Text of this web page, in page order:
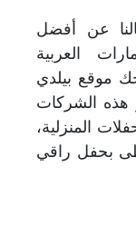
عن أفضل
العربية
موقع بيلدي
هذه الشركات
المنزلية،
بحفل راقي